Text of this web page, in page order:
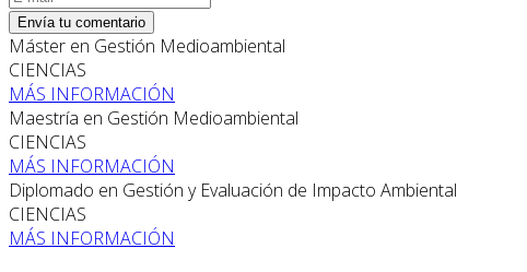
Envía tu comentario
Máster en Gestión Medioambiental
CIENCIAS
MÁS INFORMACIÓN
Maestría en Gestión Medioambiental
CIENCIAS
MÁS INFORMACIÓN
Diplomado en Gestión y Evaluación de Impacto Ambiental
CIENCIAS
MÁS INFORMACIÓN